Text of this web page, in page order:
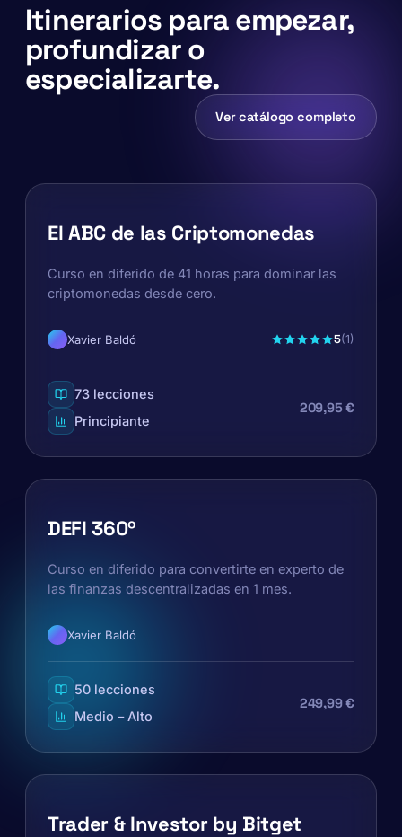
Itinerarios para empezar,
profundizar o
especializarte.
Ver catálogo completo
El ABC de las Criptomonedas
Curso en diferido de 41 horas para dominar las
criptomonedas desde cero.
Xavier Baldó 5(1)
73 lecciones
Principiante
209,95 €
DEFI 360º
Curso en diferido para convertirte en experto de
las finanzas descentralizadas en 1 mes.
Xavier Baldó
50 lecciones
Medio – Alto
249,99 €
Trader & Investor by Bitget